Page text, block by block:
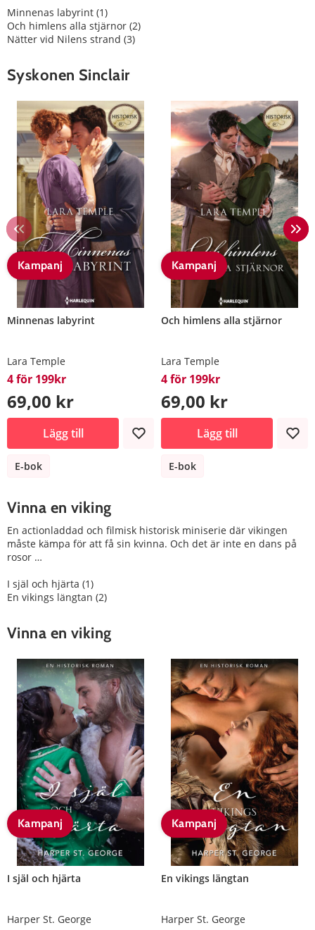
Minnenas labyrint (1)
Och himlens alla stjärnor (2)
Nätter vid Nilens strand (3)
Syskonen Sinclair
Kampanj
Minnenas labyrint
Lara Temple
4 för 199kr
69,00 kr
Lägg till
E-bok
Kampanj
Och himlens alla stjärnor
Lara Temple
4 för 199kr
69,00 kr
Lägg till
E-bok
Vinna en viking
En actionladdad och filmisk historisk miniserie där vikingen
måste kämpa för att få sin kvinna. Och det är inte en dans på
rosor …
I själ och hjärta (1)
En vikings längtan (2)
Vinna en viking
Kampanj
I själ och hjärta
Harper St. George
Kampanj
En vikings längtan
Harper St. George